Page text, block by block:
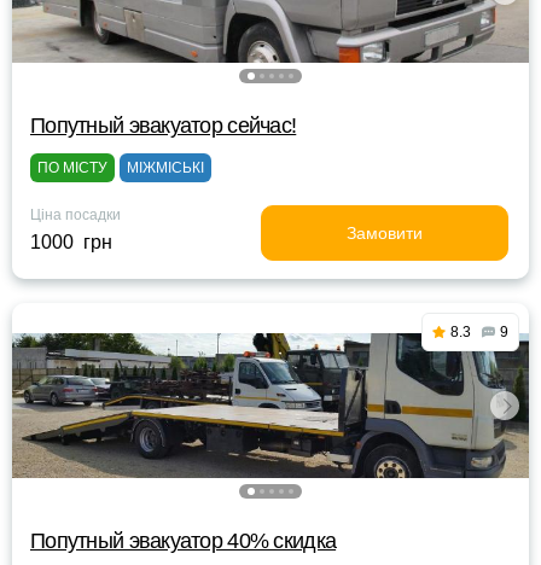
Попутный эвакуатор сейчас!
ПО МІСТУ МІЖМІСЬКІ
Ціна посадки
1000 грн Замовити
8.3 9
Попутный эвакуатор 40% скидка